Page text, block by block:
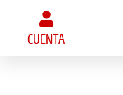
CUENTA